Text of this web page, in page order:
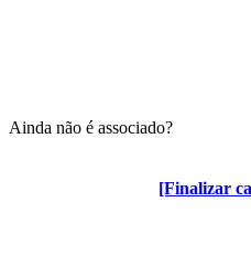
[Finalizar
Ainda não é associado?
Algumas vantagens